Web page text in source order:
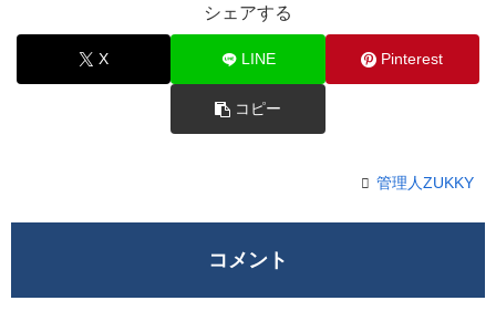
シェアする
X LINE Pinterest
コピー
管理人ZUKKY
コメント